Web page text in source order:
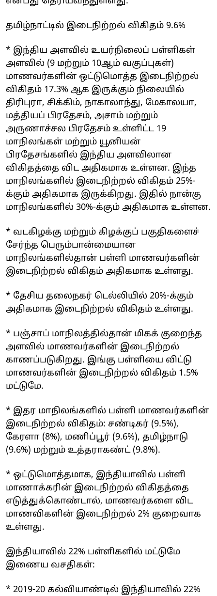
தமிழ்நாட்டில் இடைநிற்றல் விகிதம் 9.6%
* இந்திய அளவில் உயர்நிலைப் பள்ளிகள்
அளவில் (9 மற்றும் 10ஆம் வகுப்புகள்)
மாணவர்களின் ஒட்டுமொத்த இடைநிற்றல்
விகிதம் 17.3% ஆக இருக்கும் நிலையில்
திரிபுரா, சிக்கிம், நாகாலாந்து, மேகாலயா,
மத்தியப் பிரதேசம், அசாம் மற்றும்
அருணாச்சல பிரதேசம் உள்ளிட்ட 19
மாநிலங்கள் மற்றும் யூனியன்
பிரதேசங்களில் இந்திய அளவிலான
விகிதத்தை விட அதிகமாக உள்ளன. இந்த
மாநிலங்களில் இடைநிற்றல் விகிதம் 25%-
க்கும் அதிகமாக இருக்கிறது. இதில் நான்கு
மாநிலங்களில் 30%-க்கும் அதிகமாக உள்ளன.
* வடகிழக்கு மற்றும் கிழக்குப் பகுதிகளைச்
சேர்ந்த பெரும்பான்மையான
மாநிலங்களில்தான் பள்ளி மாணவர்களின்
இடைநிற்றல் விகிதம் அதிகமாக உள்ளது.
* தேசிய தலைநகர் டெல்லியில் 20%-க்கும்
அதிகமாக இடைநிற்றல் விகிதம் உள்ளது.
* பஞ்சாப் மாநிலத்தில்தான் மிகக் குறைந்த
அளவில் மாணவர்களின் இடைநிற்றல்
காணப்படுகிறது. இங்கு பள்ளியை விட்டு
மாணவர்களின் இடைநிற்றல் விகிதம் 1.5%
மட்டுமே.
* இதர மாநிலங்களில் பள்ளி மாணவர்களின்
இடைநிற்றல் விகிதம்: சண்டிகர் (9.5%),
கேரளா (8%), மணிப்பூர் (9.6%), தமிழ்நாடு
(9.6%) மற்றும் உத்தராகண்ட் (9.8%).
* ஒட்டுமொத்தமாக, இந்தியாவில் பள்ளி
மாணாக்கரின் இடைநிற்றல் விகிதத்தை
எடுத்துக்கொண்டால், மாணவர்களை விட
மாணவிகளின் இடைநிற்றல் 2% குறைவாக
உள்ளது.
இந்தியாவில் 22% பள்ளிகளில் மட்டுமே
இணைய வசதிகள்:
* 2019-20 கல்வியாண்டில் இந்தியாவில் 22%